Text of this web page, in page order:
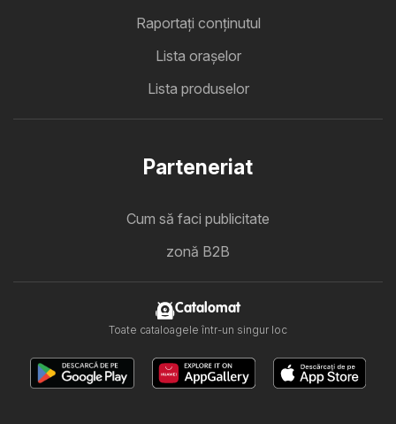
Raportați conținutul
Lista oraşelor
Lista produselor
Parteneriat
Cum să faci publicitate
zonă B2B
Catalomat
Toate cataloagele într-un singur loc